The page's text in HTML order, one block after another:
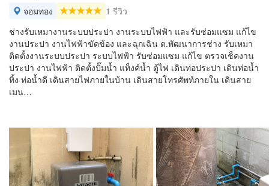
จอมทอง
1 รีวิว
ช่างรับเหมางานระบบประปา งานระบบไฟฟ้า และรับซ่อมแซม แก้ไข
งานประปา งานไฟฟ้าขัดข้อง และฉุกเฉิน ต.พัฒนาการช่าง รับเหมา
ติดตั้งงานระบบประปา ระบบไฟฟ้า รับซ่อมแซม แก้ไข ตรวจเช็คงาน
ประปา งานไฟฟ้า ติดตั้งปั๊มน้ำ แท็งค์น้ำ ตู้ไฟ เดินท่อประปา เดินท่อน้ำ
ทิ้ง ท่อน้ำดี เดินสายไฟภายในบ้าน เดินสายโทรศัพท์ภายใน เดินสาย
เมน…